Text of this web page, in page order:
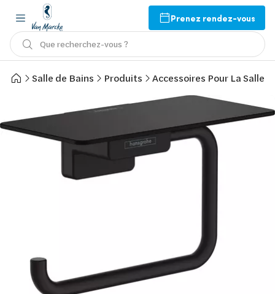
Prenez rendez-vous
Que recherchez-vous ?
Salle de Bains Produits Accessoires Pour La Salle